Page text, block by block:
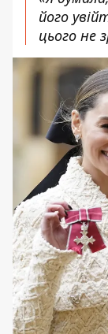
його
цього не